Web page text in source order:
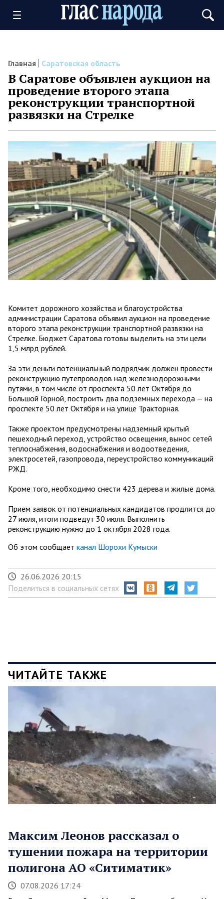
Главная Саратовская область
В Саратове объявлен аукцион на
проведение второго этапа
реконструкции транспортной
развязки на Стрелке
Комитет дорожного хозяйства и благоустройства
администрации Саратова объявил аукцион на проведение
второго этапа реконструкции транспортной развязки на
Стрелке. Бюджет Саратова готовы выделить на эти цели
1,5 млрд рублей.
За эти деньги потенциальный подрядчик должен провести
реконструкцию путепроводов над железнодорожными
путями, в том числе от проспекта 50 лет Октября до
Большой Горной, построить два подземных перехода — на
проспекте 50 лет Октября и на улице Тракторная.
Также проектом предусмотрены надземный крытый
пешеходный переход, устройство освещения, вынос сетей
теплоснабжения, водоснабжения и водоотведения,
электросетей, газопровода, переустройство коммуникаций
РЖД.
Кроме того, необходимо снести 423 дерева и жилые дома.
Прием заявок от потенциальных кандидатов продлится до
27 июля, итоги подведут 30 июля. Выполнить
реконструкцию нужно до 1 октября 2028 года.
Об этом сообщает канал Шорохи Кумыски
26.06.2026 20:15
Поделиться в социальных сетях
ЧИТАЙТЕ ТАКЖЕ
Максим Леонов рассказал о
тушении пожара на территории
полигона АО «Ситиматик»
07.08.2026 17:24